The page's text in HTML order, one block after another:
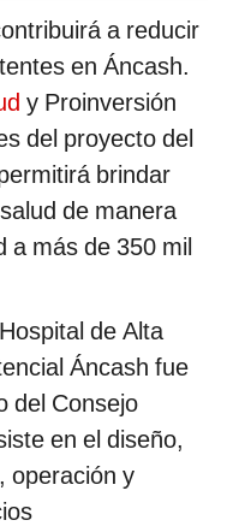
a reducir
en Áncash.
y Proinversión
del proyecto del
brindar
de manera
a más de 350 mil
de Alta
Áncash fue
del Consejo
en el diseño,
operación y